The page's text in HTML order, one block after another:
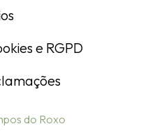
e RGPD